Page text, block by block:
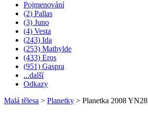
Pojmenování
(2) Pallas
(3) Juno
(4) Vesta
(243) Ida
(253) Mathylde
(433) Eros
(951) Gaspra
...další
Odkazy
Malá tělesa > Planetky > Planetka 2008 YN28